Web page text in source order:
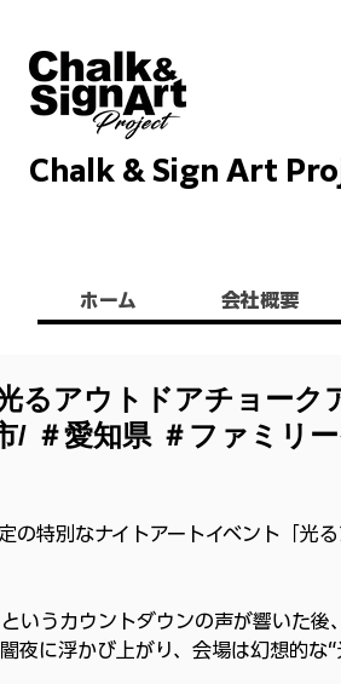
Chalk & Sign Art
ホーム 会社概要
るアウトドアチョーク
/ ＃愛知県 ＃ファミリ
の特別なナイトアートイベント「光
いうカウントダウンの声が響いた後
夜に浮かび上がり、会場は幻想的な